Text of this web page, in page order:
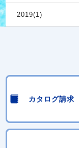
2019(1)
カタログ請求